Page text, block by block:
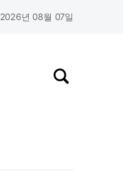
2026년 08월 07일
검색창 열기